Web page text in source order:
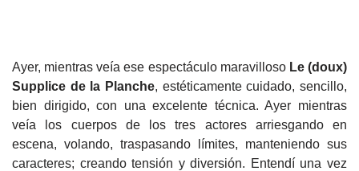
Ayer, mientras veía ese espectáculo maravillosoLe (doux)
Supplice de la Planche, estéticamente cuidado, sencillo,
bien dirigido, con una excelente técnica. Ayer mientras
veía los cuerpos de los tres actores arriesgando en
escena, volando, traspasando límites, manteniendo sus
caracteres; creando tensión y diversión. Entendí una vez